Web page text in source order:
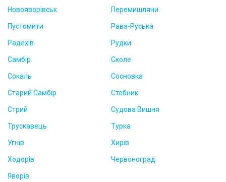
Новояворівськ Перемишляни
Пустомити Рава-Руська
Радехів Рудки
Самбір Сколе
Сокаль Сосновка
Старий Самбір Стебник
Стрий Судова Вишня
Трускавець Турка
Угнів Хирів
Ходорів Червоноград
Яворів